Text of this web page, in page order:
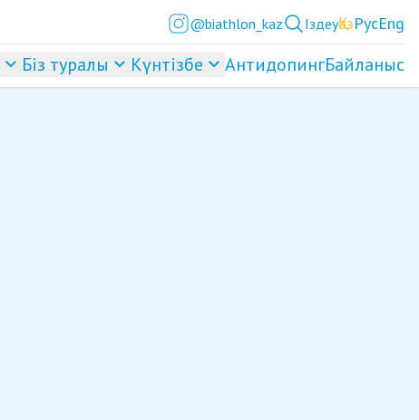
@biathlon_kaz ІздеуҚазРусEng
Біз туралы Күнтізбе АнтидопингБайланыс